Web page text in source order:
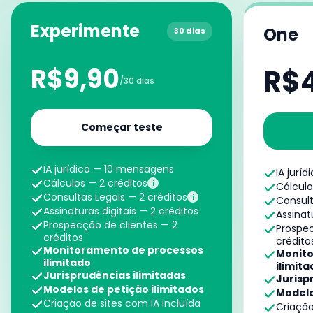
Experimente 30 dias
R$9,90/30 dias
Começar teste
IA jurídica — 10 mensagens
Cálculos — 2 créditos i
Consultas Legais — 2 créditos i
Assinaturas digitais — 2 créditos
Prospecção de clientes — 2
créditos
Monitoramento de processos
ilimitado
Jurisprudências ilimitadas
Modelos de petição ilimitados
Criação de sites com IA incluída
One
IA